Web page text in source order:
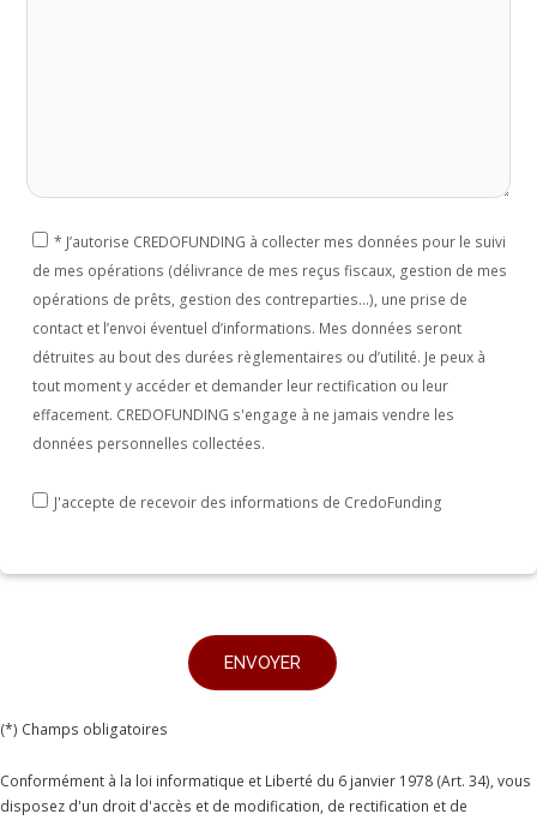
* J’autorise CREDOFUNDING à collecter mes données pour le suivi
de mes opérations (délivrance de mes reçus fiscaux, gestion de mes
opérations de prêts, gestion des contreparties...), une prise de
contact et l’envoi éventuel d’informations. Mes données seront
détruites au bout des durées règlementaires ou d’utilité. Je peux à
tout moment y accéder et demander leur rectification ou leur
effacement. CREDOFUNDING s'engage à ne jamais vendre les
données personnelles collectées.
J'accepte de recevoir des informations de CredoFunding
(*) Champs obligatoires
Conformément à la loi informatique et Liberté du 6 janvier 1978 (Art. 34), vous
disposez d'un droit d'accès et de modification, de rectification et de